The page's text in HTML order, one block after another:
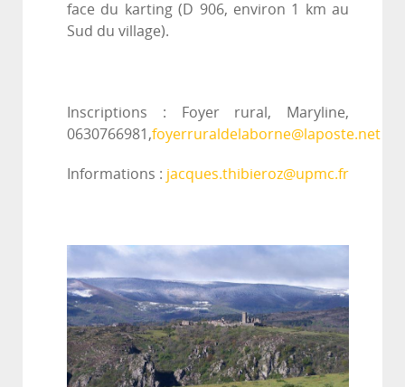
face du karting (D 906, environ 1 km au
Sud du village).
Inscriptions : Foyer rural, Maryline,
0630766981,foyerruraldelaborne@laposte.net
Informations : jacques.thibieroz@upmc.fr